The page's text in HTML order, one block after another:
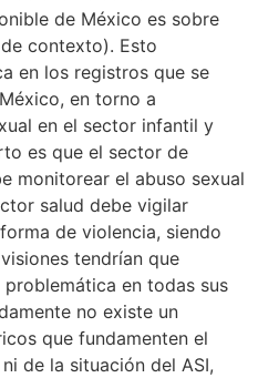
de México es sobre
contexto). Esto
en los registros que se
en torno a
en el sector infantil y
es que el sector de
monitorear el abuso sexual
salud debe vigilar
de violencia, siendo
tendrían que
en todas sus
no existe un
que fundamenten el
de la situación del ASI,